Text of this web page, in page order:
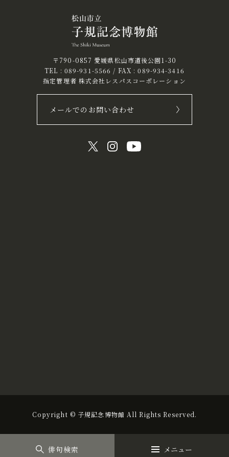
俳句検索 メニュー
〒790-0857 愛媛県松山市道後公園1-30
TEL : 089-931-5566 / FAX : 089-934-3416
指定管理者 株式会社レスパスコーポレーション
メールでのお問い合わせ
Copyright © 子規記念博物館 All Rights Reserved.